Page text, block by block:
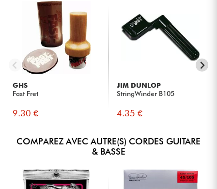
GHS
Fast Fret
9.30 €
JIM DUNLOP
StringWinder B105
4.35 €
COMPAREZ AVEC AUTRE(S) CORDES GUITARE
& BASSE